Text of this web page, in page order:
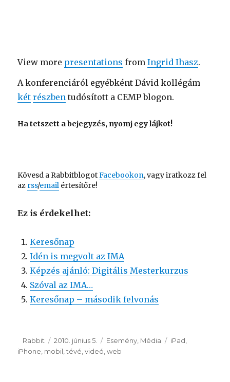
View more presentations fromIngrid Ihasz.
A konferenciáról egyébként Dávid kollégám
két részben tudósított a CEMP blogon.
Ha tetszett a bejegyzés, nyomj egy lájkot!
Kövesd a RabbitblogotFacebookon, vagy iratkozz fel
az rss/email értesítőre!
Ez is érdekelhet:
Keresőnap
Idén is megvolt az IMA
Képzés ajánló: Digitális Mesterkurzus
Szóval az IMA…
Keresőnap – második felvonás
Szerző
Rabbit Közzétéve
2010. június 5. Kategória
Esemény Média Címke
iPad
iPhone mobil ,tévé ,videó ,web